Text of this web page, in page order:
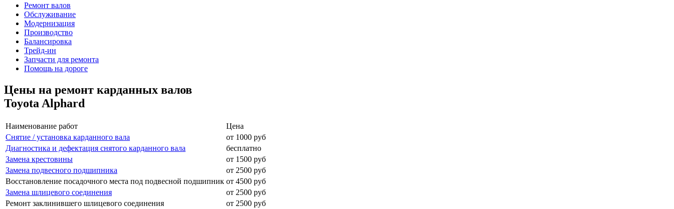
Ремонт валов
Обслуживание
Модернизация
Производство
Балансировка
Трейд-ин
Запчасти для ремонта
Помощь на дороге
Цены на ремонт карданных валов
Toyota Alphard
Наименование работ
Цена
Снятие / установка карданного вала
от 1000 руб
Диагностика и дефектация снятого карданного вала
бесплатно
Замена крестовины
от 1500 руб
Замена подвесного подшипника
от 2500 руб
Восстановление посадочного места под подвесной подшипник от 4500 руб
Замена шлицевого соединения
от 2500 руб
Ремонт заклинившего шлицевого соединения
от 2500 руб